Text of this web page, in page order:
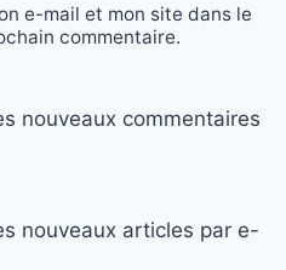
e-mail et mon site dans le
commentaire.
nouveaux commentaires
nouveaux articles par e-